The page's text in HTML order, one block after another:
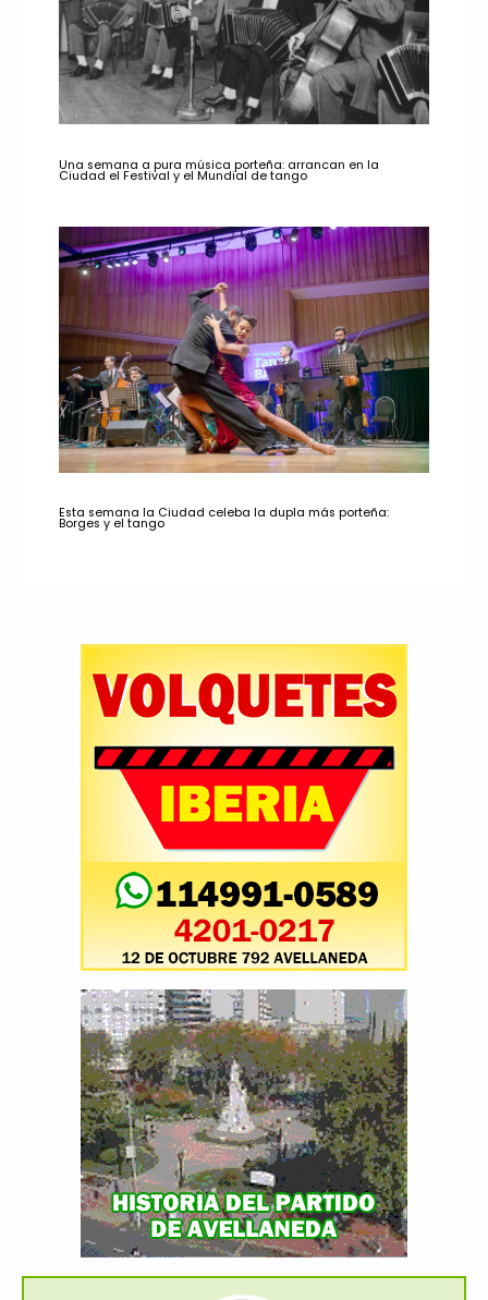
Una semana a pura música porteña: arrancan en la
Ciudad el Festival y el Mundial de tango
Esta semana la Ciudad celeba la dupla más porteña:
Borges y el tango